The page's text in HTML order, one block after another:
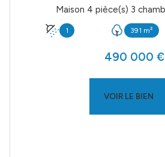
1 391 m²
490 000 €
VOIR LE BIEN